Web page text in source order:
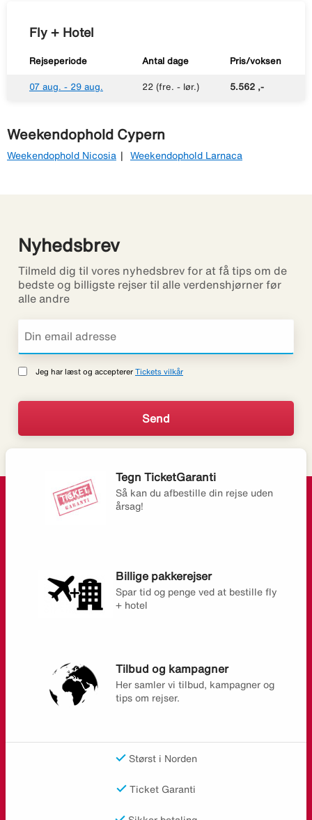
Fly + Hotel
Rejseperiode Antal dage Pris/voksen
07 aug. - 29 aug. 22 (fre. - lør.) 5.562 ,-
Weekendophold Cypern
Weekendophold Nicosia Weekendophold Larnaca
Nyhedsbrev
Tilmeld dig til vores nyhedsbrev for at få tips om de
bedste og billigste rejser til alle verdenshjørner før
alle andre
Jeg har læst og accepterer Tickets vilkår
Tegn TicketGaranti
Så kan du afbestille din rejse uden
årsag!
Billige pakkerejser
Spar tid og penge ved at bestille fly
+ hotel
Tilbud og kampagner
Her samler vi tilbud, kampagner og
tips om rejser.
Størst i Norden
Ticket Garanti